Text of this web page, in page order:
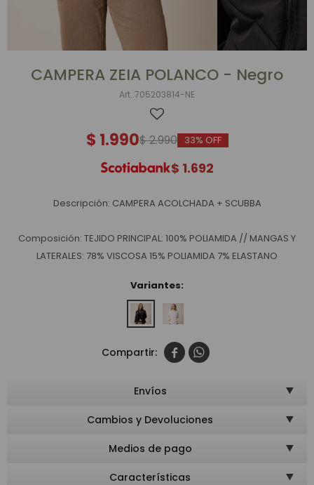
CAMPERA ZEIA POLANCO - Negro
705203814-NE
$ 1.990$2.990 33
$ 1.692
Descripción: CAMPERA ACOLCHADA + SCUBBA
Composición: TEJIDO PRINCIPAL: 100% POLIAMIDA // MANGAS Y
LATERALES: 78% VISCOSA 15% POLIAMIDA 7% ELASTANO
Variantes:
 
Envíos
Cambios y Devoluciones
Medios de pago
Características